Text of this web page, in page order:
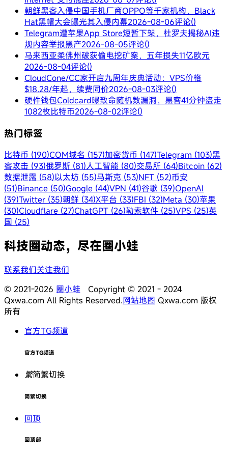
朝鲜黑客入侵中国手机厂商OPPO等千家机构，Black
Hat黑帽大会曝光其入侵内幕2026-08-06评论()
Telegram遭苹果App Store短暂下架，杜罗夫揭秘AI违
规内容举报黑产2026-08-05评论()
马来西亚柔佛州破获偷电挖矿案，五年损失11亿欧元
2026-08-04评论()
CloudCone/CC家开启九周年庆典活动：VPS价格
$18.28/年起，续费同价2026-08-03评论()
硬件钱包Coldcard曝致命随机数漏洞，黑客41分钟盗走
1082枚比特币2026-08-02评论()
热门标签
比特币 (190)COM域名 (157)加密货币 (147)Telegram (103)黑
客攻击 (93)俄罗斯 (81)人工智能 (80)交易所 (64)Bitcoin (62)
数据泄露 (58)以太坊 (55)马斯克 (53)NFT (52)币安
(51)Binance (50)Google (44)VPN (41)谷歌 (39)OpenAI
(39)Twitter (35)朝鲜 (34)X平台 (33)FBI (32)Meta (30)苹果
(30)Cloudflare (27)ChatGPT (26)勒索软件 (25)VPS (25)英
国 (25)
科技圈动态，尽在圈小蛙
联系我们关注我们
© 2021-2026 圈小蛙 Copyright © 2021 - 2024
Qxwa.com All Rights Reserved.网站地图 Qxwa.com 版权
所有
官方TG频道
官方TG频道
繁简繁切换
简繁切换
回顶
回顶部